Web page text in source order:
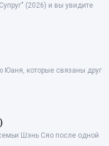
(2026) и вы увидите
которые связаны друг
Шэнь Сяо после одной